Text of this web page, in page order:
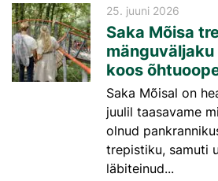
25. juuni 2026
Saka Mõisa
koos
Saka Mõisal on
juulil taasavame
olnud
trepistiku, samuti
läbiteinud...